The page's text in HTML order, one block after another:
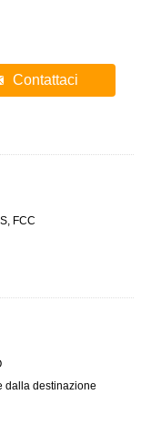
Contattaci
FCC
dalla destinazione